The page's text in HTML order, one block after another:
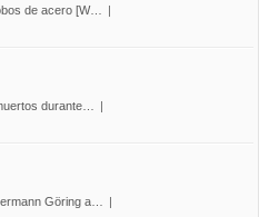
de acero [W…
durante…
Göring a…